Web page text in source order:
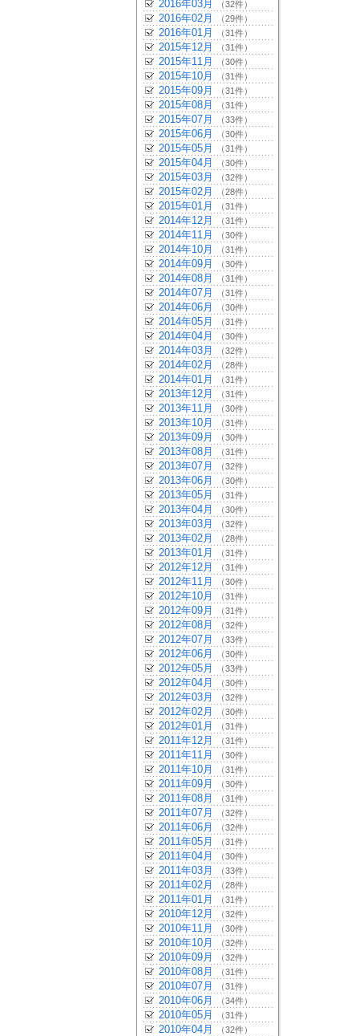
2016年03月 （32件）
2016年02月 （29件）
2016年01月 （31件）
2015年12月 （31件）
2015年11月 （30件）
2015年10月 （31件）
2015年09月 （31件）
2015年08月 （31件）
2015年07月 （33件）
2015年06月 （30件）
2015年05月 （31件）
2015年04月 （30件）
2015年03月 （32件）
2015年02月 （28件）
2015年01月 （31件）
2014年12月 （31件）
2014年11月 （30件）
2014年10月 （31件）
2014年09月 （30件）
2014年08月 （31件）
2014年07月 （31件）
2014年06月 （30件）
2014年05月 （31件）
2014年04月 （30件）
2014年03月 （32件）
2014年02月 （28件）
2014年01月 （31件）
2013年12月 （31件）
2013年11月 （30件）
2013年10月 （31件）
2013年09月 （30件）
2013年08月 （31件）
2013年07月 （32件）
2013年06月 （30件）
2013年05月 （31件）
2013年04月 （30件）
2013年03月 （32件）
2013年02月 （28件）
2013年01月 （31件）
2012年12月 （31件）
2012年11月 （30件）
2012年10月 （31件）
2012年09月 （31件）
2012年08月 （32件）
2012年07月 （33件）
2012年06月 （30件）
2012年05月 （33件）
2012年04月 （30件）
2012年03月 （32件）
2012年02月 （30件）
2012年01月 （31件）
2011年12月 （31件）
2011年11月 （30件）
2011年10月 （31件）
2011年09月 （30件）
2011年08月 （31件）
2011年07月 （32件）
2011年06月 （32件）
2011年05月 （31件）
2011年04月 （30件）
2011年03月 （33件）
2011年02月 （28件）
2011年01月 （31件）
2010年12月 （32件）
2010年11月 （30件）
2010年10月 （32件）
2010年09月 （32件）
2010年08月 （31件）
2010年07月 （31件）
2010年06月 （34件）
2010年05月 （31件）
2010年04月 （32件）